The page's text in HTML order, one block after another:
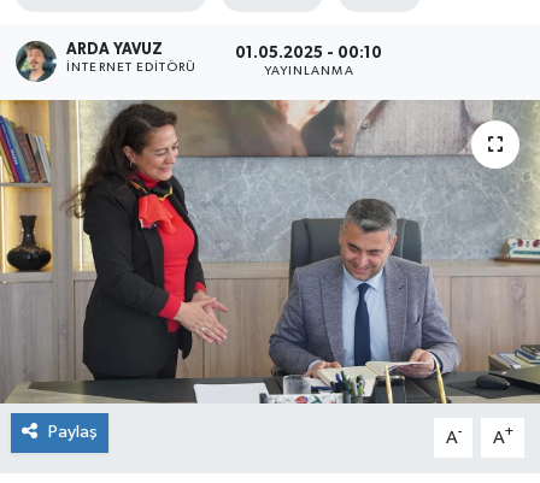
ARDA YAVUZ
İNTERNET EDITÖRÜ
01.05.2025 - 00:10
YAYINLANMA
Paylaş A- A+
RESMİ İLAN